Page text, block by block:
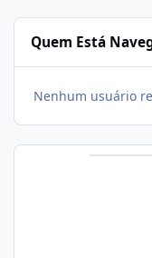
Quem Está
Nenhum usuário